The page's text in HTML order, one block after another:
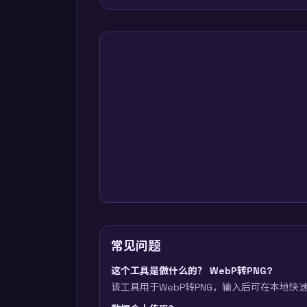
常见问题
这个工具是做什么的？ WebP转PNG?
该工具用于WebP转PNG，输入后可在本地快速